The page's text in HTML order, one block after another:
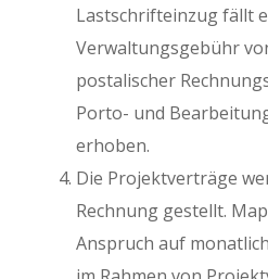
Lastschrifteinzug fällt
Verwaltungsgebühr
postalischer
Porto- und
erhoben.
Die Projektverträge
Rechnung gestellt.
Anspruch auf